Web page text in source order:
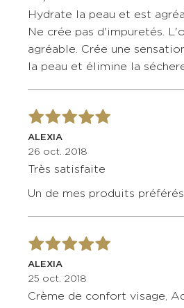
Hydrate la peau et est
Ne crée pas d'impuretés.
agréable. Crée une
la peau et élimine la
ALEXIA
26 oct. 2018
Très satisfaite
Un de mes produits préférés
ALEXIA
25 oct. 2018
Crème de confort visage,